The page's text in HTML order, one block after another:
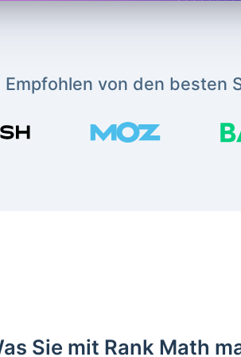
Empfohlen von den besten
Sie mit Rank Math